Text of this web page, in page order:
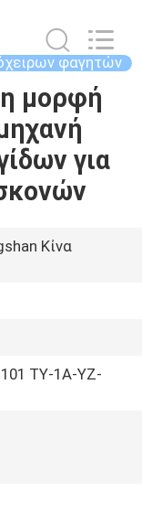
φαγητών
μορφή
για
Κίνα
TY-1A-YZ-